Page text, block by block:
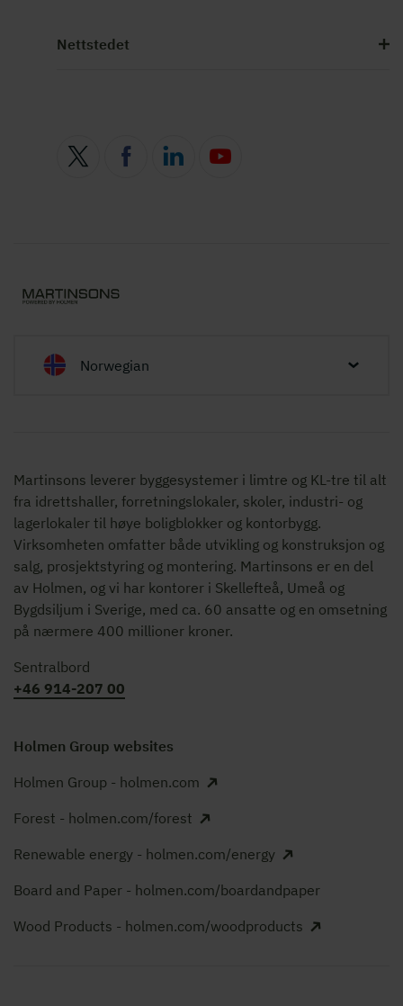
Nettstedet
Norwegian
Martinsons leverer byggesystemer i limtre og KL-tre til alt
fra idrettshaller, forretningslokaler, skoler, industri- og
lagerlokaler til høye boligblokker og kontorbygg.
Virksomheten omfatter både utvikling og konstruksjon og
salg, prosjektstyring og montering. Martinsons er en del
av Holmen, og vi har kontorer i Skellefteå, Umeå og
Bygdsiljum i Sverige, med ca. 60 ansatte og en omsetning
på nærmere 400 millioner kroner.
Sentralbord
+46 914-207 00
Holmen Group websites
Holmen Group - holmen.com
Forest - holmen.com/forest
Renewable energy - holmen.com/energy
Board and Paper - holmen.com/boardandpaper
Wood Products - holmen.com/woodproducts